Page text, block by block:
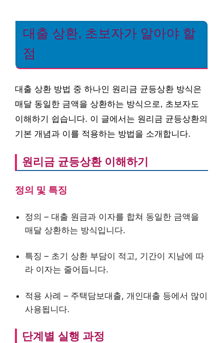
대출 상환, 초보자가 알아야 할
점
대출 상환 방법 중 하나인 원리금 균등상환 방식은
매달 동일한 금액을 상환하는 방식으로, 초보자도
이해하기 쉽습니다. 이 글에서는 원리금 균등상환의
기본 개념과 이를 적용하는 방법을 소개합니다.
원리금 균등상환 이해하기
정의 및 특징
정의 – 대출 원금과 이자를 합쳐 동일한 금액을
매달 상환하는 방식입니다.
특징 – 초기 상환 부담이 적고, 기간이 지남에 따
라 이자는 줄어듭니다.
적용 사례 – 주택담보대출, 개인대출 등에서 많이
사용됩니다.
단계별 실행 과정